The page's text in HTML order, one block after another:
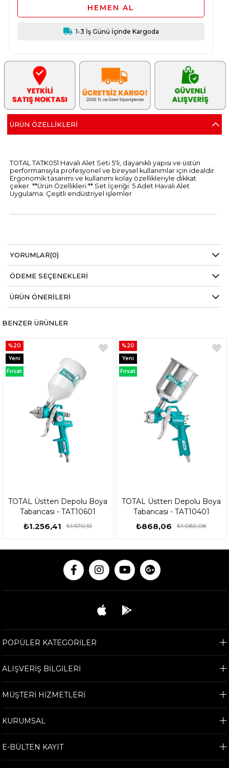
1-3 İş Günü İçinde Kargoda
ÜRÜN ÖZELLIKLERI
TOTAL TATK051 Havalı Alet Seti 5'li, dayanıklı yapısı ve üstün
performansıyla profesyonel ve bireysel kullanımlar için idealdir.
Ergonomik tasarımı ve kullanımı kolay özellikleriyle dikkat
çeker. **Ürün Özellikleri:** Set İçeriği: 5 Adet Havalı Alet
Uygulama: Çeşitli endüstriyel işlemler
YORUMLAR(0)
ÖDEME SEÇENEKLERI
ÜRÜN ÖNERILERI
BENZER ÜRÜNLER
TOTAL Üstten Depolu Boya
Tabancası - TAT10601
₺1.256,41 ₺1.570,51
%20
Yeni
Ürün
Fırsat
TOTAL Üstten Depolu Boya
Tabancası - TAT10401
₺868,06 ₺1.085,08
%20
Yeni
Ürün
Fırsat
POPÜLER KATEGORİLER
ALIŞVERİŞ BİLGİLERİ
MÜŞTERİ HİZMETLERİ
KURUMSAL
E-BÜLTEN KAYIT